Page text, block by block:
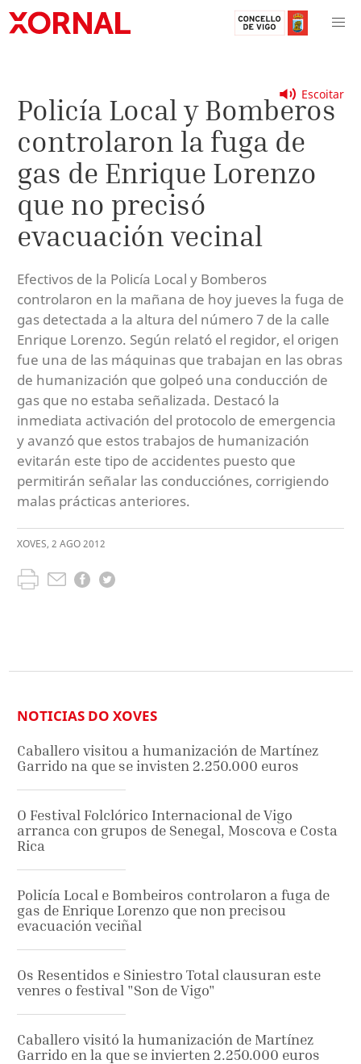
Escoitar
Policía Local y Bomberos
controlaron la fuga de
gas de Enrique Lorenzo
que no precisó
evacuación vecinal
Efectivos de la Policía Local y Bomberos
controlaron en la mañana de hoy jueves la fuga de
gas detectada a la altura del número 7 de la calle
Enrique Lorenzo. Según relató el regidor, el origen
fue una de las máquinas que trabajan en las obras
de humanización que golpeó una conducción de
gas que no estaba señalizada. Destacó la
inmediata activación del protocolo de emergencia
y avanzó que estos trabajos de humanización
evitarán este tipo de accidentes puesto que
permitirán señalar las conducciónes, corrigiendo
malas prácticas anteriores.
XOVES, 2 AGO2012
NOTICIAS DO XOVES
Caballero visitou a humanización de Martínez
Garrido na que se invisten 2.250.000 euros
O Festival Folclórico Internacional de Vigo
arranca con grupos de Senegal, Moscova e Costa
Rica
Policía Local e Bombeiros controlaron a fuga de
gas de Enrique Lorenzo que non precisou
evacuación veciñal
Os Resentidos e Siniestro Total clausuran este
venres o festival "Son de Vigo"
Caballero visitó la humanización de Martínez
Garrido en la que se invierten 2.250.000 euros